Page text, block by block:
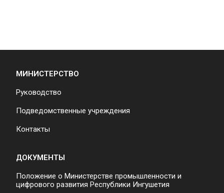
МИНИСТЕРСТВО
Руководство
Подведомственные учреждения
Контакты
ДОКУМЕНТЫ
Положение о Министерстве промышленности и
цифрового развития Республики Ингушетия